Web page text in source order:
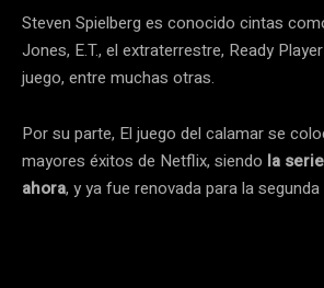
Steven Spielberg es conocido cintas
Jones, E.T., el extraterrestre, Ready
juego, entre muchas otras.
Por su parte, El juego del calamar se
mayores éxitos de Netflix, siendo la
ahora, y ya fue renovada para la